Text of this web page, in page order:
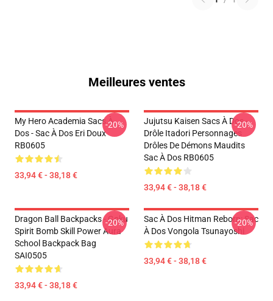
Meilleures ventes
My Hero Academia Sacs À
Dos - Sac À Dos Eri Doux
RB0605
33,94 € - 38,18 €
-20%
Jujutsu Kaisen Sacs À Dos -
Drôle Itadori Personnages
Drôles De Démons Maudits
Sac À Dos RB0605
33,94 € - 38,18 €
-20%
Dragon Ball Backpacks - Goku
Spirit Bomb Skill Power Aura
School Backpack Bag
SAI0505
33,94 € - 38,18 €
-20%
Sac À Dos Hitman Reborn: Sac
À Dos Vongola Tsunayoshi
33,94 € - 38,18 €
-20%